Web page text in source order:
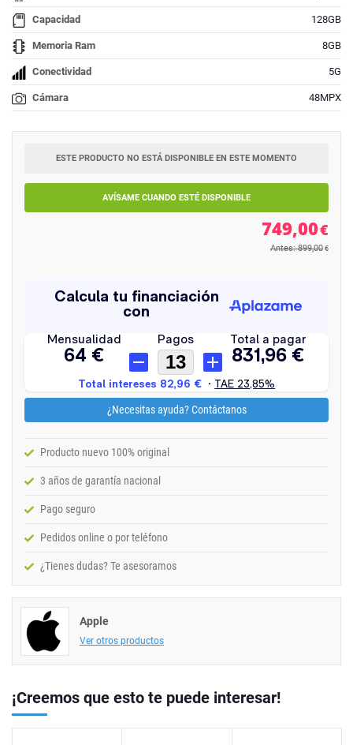
Capacidad 128GB
Memoria Ram 8GB
Conectividad 5G
Cámara 48MPX
ESTE PRODUCTO NO ESTÁ DISPONIBLE EN ESTE MOMENTO
AVÍSAME CUANDO ESTÉ DISPONIBLE
749,00€
Antes: 899,00 €
¿Necesitas ayuda? Contáctanos
Producto nuevo 100% original
3 años de garantía nacional
Pago seguro
Pedidos online o por teléfono
¿Tienes dudas? Te asesoramos
Apple
Ver otros productos
¡Creemos que esto te puede interesar!